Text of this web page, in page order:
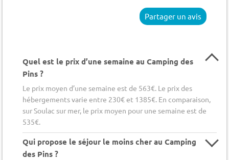
Partager un avis
Quel est le prix d’une semaine au Camping des
Pins ?
Le prix moyen d’une semaine est de 563€. Le prix des
hébergements varie entre 230€ et 1385€. En comparaison,
sur Soulac sur mer, le prix moyen pour une semaine est de
535€.
Qui propose le séjour le moins cher au Camping
des Pins ?